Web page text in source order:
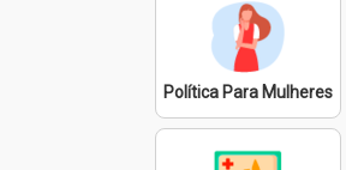
Política Para Mulheres